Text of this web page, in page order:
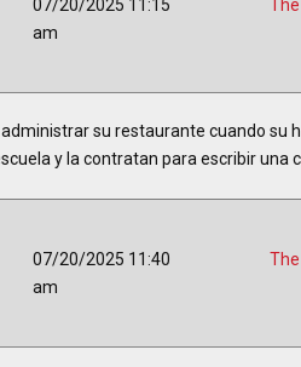
07/20/2025 11:15
am
su restaurante cuando su
y la contratan para escribir una
07/20/2025 11:40
am